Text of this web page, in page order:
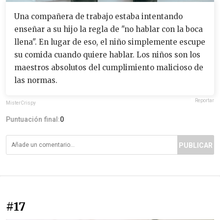
Una compañera de trabajo estaba intentando
enseñar a su hijo la regla de "no hablar con la boca
llena". En lugar de eso, el niño simplemente escupe
su comida cuando quiere hablar. Los niños son los
maestros absolutos del cumplimiento malicioso de
las normas.
MisterCrispy Reportar
Puntuación final:0
PUBLICAR
#17